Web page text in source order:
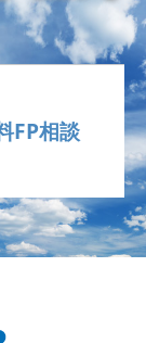
FP相談